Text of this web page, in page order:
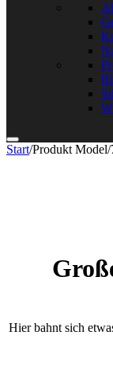
Start/Produkt Model/
Hier bahnt sich